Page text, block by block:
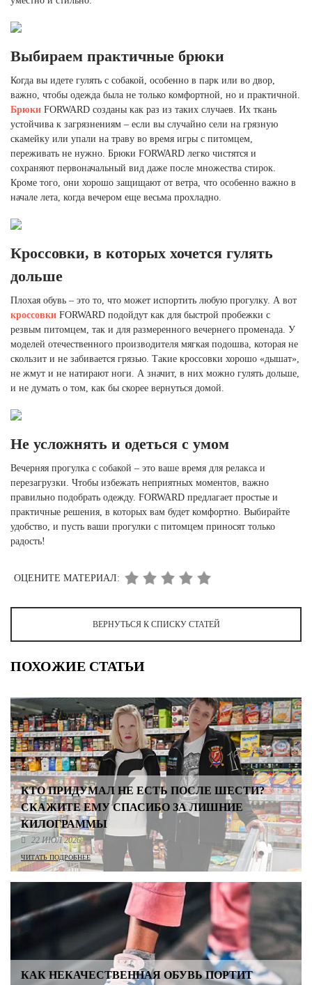
Выбираем практичные брюки
Когда вы идете гулять с собакой, особенно в парк или во двор,
важно, чтобы одежда была не только комфортной, но и практичной.
Брюки FORWARD созданы как раз из таких случаев. Их ткань
устойчива к загрязнениям – если вы случайно сели на грязную
скамейку или упали на траву во время игры с питомцем,
переживать не нужно. Брюки FORWARD легко чистятся и
сохраняют первоначальный вид даже после множества стирок.
Кроме того, они хорошо защищают от ветра, что особенно важно в
начале лета, когда вечером еще весьма прохладно.
Кроссовки, в которых хочется гулять
дольше
Плохая обувь – это то, что может испортить любую прогулку. А вот
кроссовки FORWARD подойдут как для быстрой пробежки с
резвым питомцем, так и для размеренного вечернего променада. У
моделей отечественного производителя мягкая подошва, которая не
скользит и не забивается грязью. Такие кроссовки хорошо «дышат»,
не жмут и не натирают ноги. А значит, в них можно гулять дольше,
и не думать о том, как бы скорее вернуться домой.
Не усложнять и одеться с умом
Вечерняя прогулка с собакой – это ваше время для релакса и
перезагрузки. Чтобы избежать неприятных моментов, важно
правильно подобрать одежду. FORWARD предлагает простые и
практичные решения, в которых вам будет комфортно. Выбирайте
удобство, и пусть ваши прогулки с питомцем приносят только
радость!
ОЦЕНИТЕ МАТЕРИАЛ:
ВЕРНУТЬСЯ К СПИСКУ СТАТЕЙ
ПОХОЖИЕ СТАТЬИ
КТО ПРИДУМАЛ НЕ ЕСТЬ ПОСЛЕ ШЕСТИ?
СКАЖИТЕ ЕМУ СПАСИБО ЗА ЛИШНИЕ
КИЛОГРАММЫ
22 ИЮЛ 2026
ЧИТАТЬ ПОДРОБНЕЕ
КАК НЕКАЧЕСТВЕННАЯ ОБУВЬ ПОРТИТ